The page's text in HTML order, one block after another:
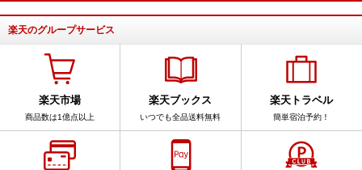
楽天のグループサービス
楽天市場
商品数は1億点以上
楽天ブックス
いつでも全品送料無料
楽天トラベル
簡単宿泊予約！